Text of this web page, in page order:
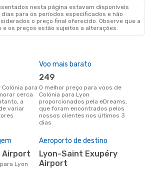
nesta página estavam disponíveis
para os períodos especificados e não
o preço final oferecido. Observe que a
e os preços estão sujeitos a alterações.
cerca
a
variar
Voo mais barato
249
O melhor preço para voos de
Colónia para Lyon
proporcionados pela eDreams,
que foram encontrados pelos
nossos clientes nos últimos 3
dias
Airport
Lyon
Aeroporto de destino
Lyon-Saint Exupéry
Airport